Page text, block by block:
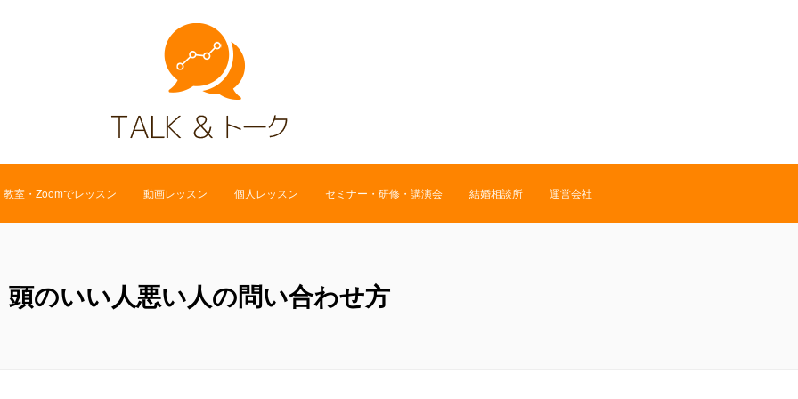
教室・Zoomでレッスン 動画レッスン 個人レッスン セミナー・研修・講演会 結婚相談所 運営会社
頭のいい人悪い人の問い合わせ方